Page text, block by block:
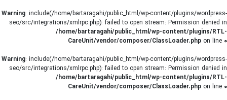
Warning: include(/home/bartaragahi/public_html/wp-content/plugins/wordpress-
seo/src/integrations/xmlrpc.php): failed to open stream: Permission denied in
/home/bartaragahi/public_html/wp-content/plugins/RTL-
CareUnit/vendor/composer/ClassLoader.php on line 0
Warning: include(/home/bartaragahi/public_html/wp-content/plugins/wordpress-
seo/src/integrations/xmlrpc.php): failed to open stream: Permission denied in
/home/bartaragahi/public_html/wp-content/plugins/RTL-
CareUnit/vendor/composer/ClassLoader.php on line 0